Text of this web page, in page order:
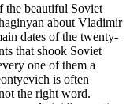
the beautiful Soviet
about Vladimir
dates of the twenty-
that shook Soviet
one of them a
is often
the right word.